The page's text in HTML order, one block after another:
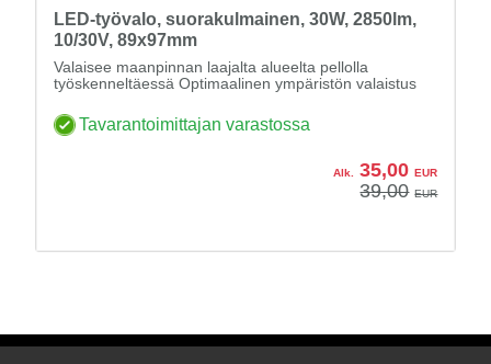
LED-työvalo, suorakulmainen, 30W, 2850lm,
10/30V, 89x97mm
Valaisee maanpinnan laajalta alueelta pellolla
työskenneltäessä Optimaalinen ympäristön valaistus
Tavarantoimittajan varastossa
Alk. 35,00 EUR
39,00 EUR